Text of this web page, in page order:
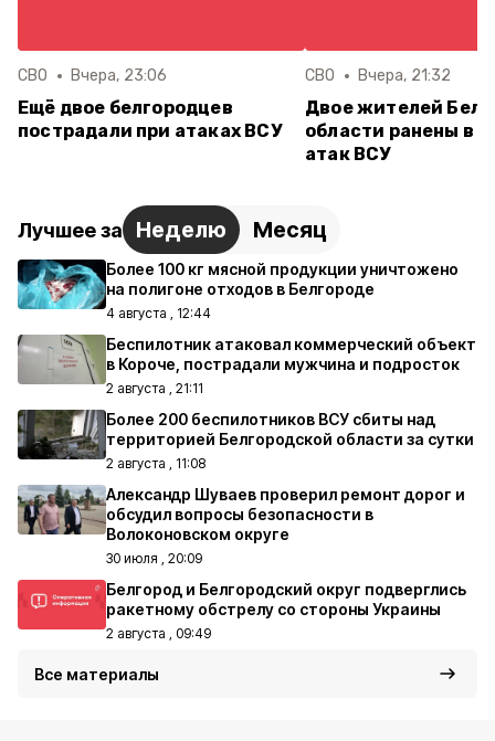
СВО Вчера, 23:06
Ещё двое белгородцев
пострадали при атаках ВСУ
СВО Вчера, 21:32
Двое жителей
области ранены в
атак ВСУ
Лучшее за Неделю Месяц
Более 100 кг мясной продукции уничтожено
на полигоне отходов в Белгороде
4 августа , 12:44
Беспилотник атаковал коммерческий объект
в Короче, пострадали мужчина и подросток
2 августа , 21:11
Более 200 беспилотников ВСУ сбиты над
территорией Белгородской области за сутки
2 августа , 11:08
Александр Шуваев проверил ремонт дорог и
обсудил вопросы безопасности в
Волоконовском округе
30 июля , 20:09
Белгород и Белгородский округ подверглись
ракетному обстрелу со стороны Украины
2 августа , 09:49
Все материалы